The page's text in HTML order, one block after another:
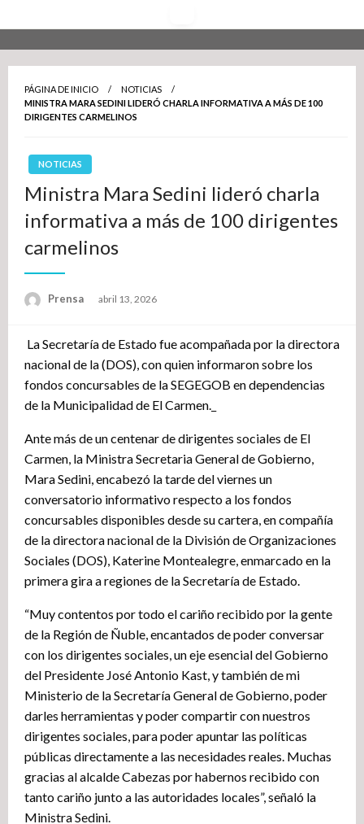
al
contenido
PÁGINA DE INICIO
NOTICIAS
MINISTRA MARA SEDINI LIDERÓ CHARLA INFORMATIVA A MÁS DE 100
DIRIGENTES CARMELINOS
NOTICIAS
Ministra Mara Sedini lideró charla
informativa a más de 100 dirigentes
carmelinos
Prensa
Publicado
abril 13, 2026
La Secretaría de Estado fue acompañada por la directora
nacional de la (DOS), con quien informaron sobre los
fondos concursables de la SEGEGOB en dependencias
de la Municipalidad de El Carmen._
Ante más de un centenar de dirigentes sociales de El
Carmen, la Ministra Secretaria General de Gobierno,
Mara Sedini, encabezó la tarde del viernes un
conversatorio informativo respecto a los fondos
concursables disponibles desde su cartera, en compañía
de la directora nacional de la División de Organizaciones
Sociales (DOS), Katerine Montealegre, enmarcado en la
primera gira a regiones de la Secretaría de Estado.
“Muy contentos por todo el cariño recibido por la gente
de la Región de Ñuble, encantados de poder conversar
con los dirigentes sociales, un eje esencial del Gobierno
del Presidente José Antonio Kast, y también de mi
Ministerio de la Secretaría General de Gobierno, poder
darles herramientas y poder compartir con nuestros
dirigentes sociales, para poder apuntar las políticas
públicas directamente a las necesidades reales. Muchas
gracias al alcalde Cabezas por habernos recibido con
tanto cariño junto a las autoridades locales”, señaló la
Ministra Sedini.